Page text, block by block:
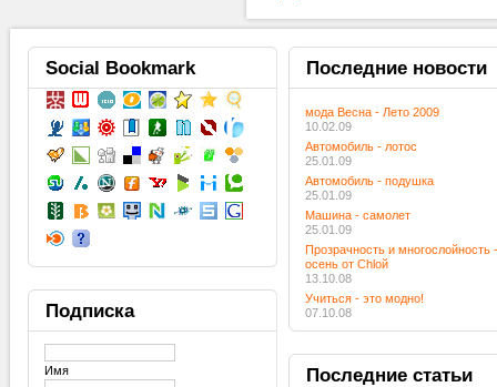
Social Bookmark
Подписка
Имя
Последниеновости
мода Весна - Лето 2009
10.02.09
Автомобиль - лотос
25.01.09
Автомобиль - подушка
25.01.09
Машина - самолет
25.01.09
Прозрачность и многослойность -
осень от Chloй
13.10.08
Учиться - это модно!
07.10.08
Последниестатьи